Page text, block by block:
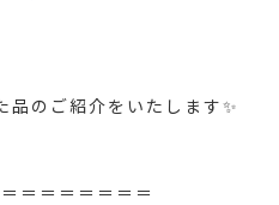
品のご紹介をいたします✨
＝＝＝＝＝＝＝